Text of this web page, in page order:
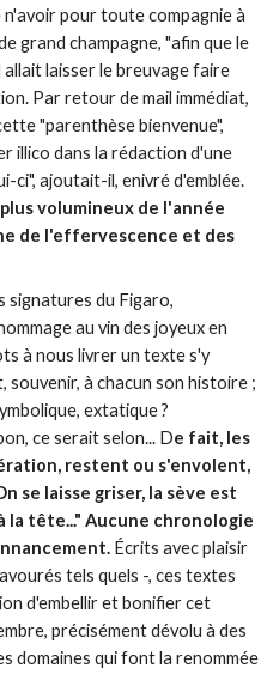
pour toute compagnie à
grand champagne, "afin que le
allait laisser le breuvage faire
Par retour de mail immédiat,
"parenthèse bienvenue",
illico dans la rédaction d'une
ci", ajoutait-il, enivré d'emblée.
volumineux de l'année
de l'effervescence et des
signatures du Figaro,
au vin des joyeux en
à nous livrer un texte s'y
à chacun son histoire ;
extatique ?
ce serait selon... De fait, les
restent ou s'envolent,
se laisse griser, la sève est
la tête..." Aucune chronologie
Écrits avec plaisir
tels quels -, ces textes
d'embellir et bonifier cet
précisément dévolu à des
domaines qui font la renommée